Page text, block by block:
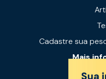
Cadastre sua
Mais